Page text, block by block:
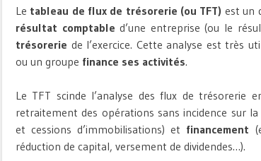
Le tableau de flux de trésorerie (ou TFT) est un
résultat comptable d’une entreprise (ou le
trésorerie de l’exercice. Cette analyse est très
ou un groupe finance ses activités.
Le TFT scinde l’analyse des flux de trésorerie
retraitement des opérations sans incidence sur la
et cessions d’immobilisations) et financement
réduction de capital, versement de dividendes…).